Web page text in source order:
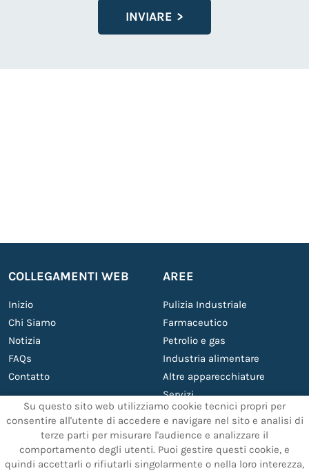
INVIARE
Su questo sito web utilizziamo cookie tecnici propri per
consentire all'utente di accedere e navigare nel sito e analisi di
terze parti per misurare l'audience e analizzare il
comportamento degli utenti. Puoi gestire questi cookie, e
quindi accettarli o rifiutarli singolarmente o nella loro interezza,
COLLEGAMENTI WEB
Inizio
Chi Siamo
Notizia
FAQs
Contatto
AREE
Pulizia Industriale
Farmaceutico
Petrolio e gas
Industria alimentare
Altre apparecchiature
Servizi
ALTRI SERVIZI
Supporto e manutenzione
TESTI LEGALI
Impronta